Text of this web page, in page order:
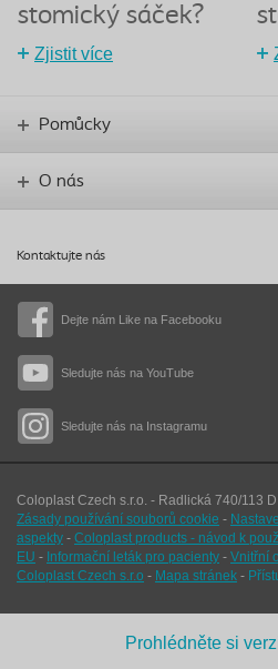
stomický sáček?
Zjistit více
Dejte nám Like na Facebooku
Sledujte nás na YouTube
Sledujte nás na Instagramu
Pomůcky
O nás
Kontaktujte nás
Coloplast Czech s.r.o. - Radlická 740/113
Zásady používání souborů cookie -
aspekty - Coloplast products - návod k
EU - Informační leták pro pacienty - Vnitřní
Coloplast Czech s.r.o - Mapa stránek -
Prohlédněte si